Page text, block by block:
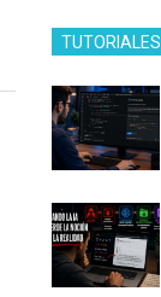
TUTORIALES